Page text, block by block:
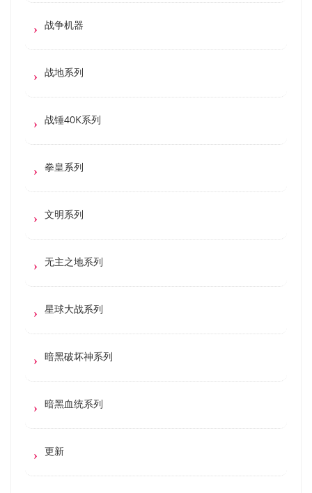
战争机器
战地系列
战锤40K系列
拳皇系列
文明系列
无主之地系列
星球大战系列
暗黑破坏神系列
暗黑血统系列
更新